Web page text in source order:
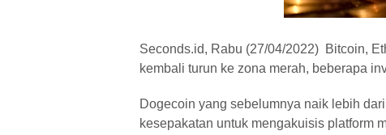
Seconds.id, Rabu (27/04/2022) Bitcoin,
kembali turun ke zona merah, beberapa
Dogecoin yang sebelumnya naik lebih
kesepakatan untuk mengakuisis platform